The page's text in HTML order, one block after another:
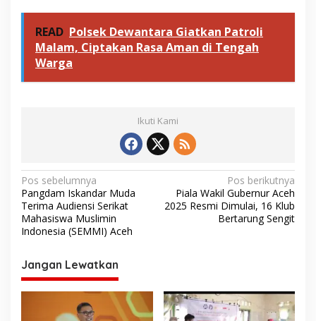
READ Polsek Dewantara Giatkan Patroli
Malam, Ciptakan Rasa Aman di Tengah
Warga
Ikuti Kami
N
a
v
g
a
Pos sebelumnya
Pangdam Iskandar Muda
Terima Audiensi Serikat
Mahasiswa Muslimin
Indonesia (SEMMI) Aceh
Pos berikutnya
Piala Wakil Gubernur Aceh
2025 Resmi Dimulai, 16 Klub
Bertarung Sengit
Jangan Lewatkan